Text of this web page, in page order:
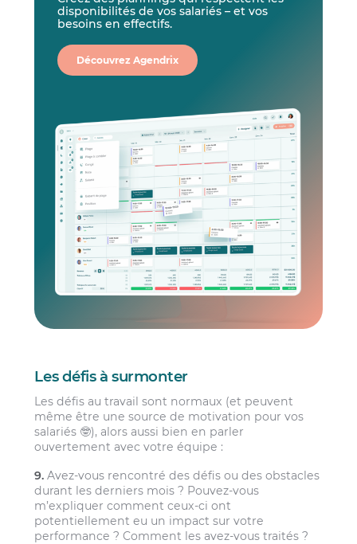
disponibilités de vos salariés – et vos
besoins en effectifs.
Découvrez Agendrix
Les défis à surmonter
Les défis au travail sont normaux (et peuvent
même être une source de motivation pour vos
salariés 🤓), alors aussi bien en parler
ouvertement avec votre équipe :
9. Avez-vous rencontré des défis ou des obstacles
durant les derniers mois ? Pouvez-vous
m’expliquer comment ceux-ci ont
potentiellement eu un impact sur votre
performance ? Comment les avez-vous traités ?